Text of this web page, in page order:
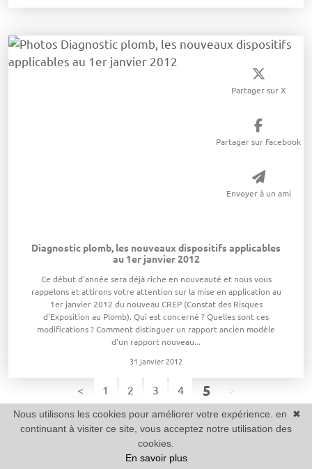
Partager sur X
Partager sur Facebook
Envoyer à un ami
Diagnostic plomb, les nouveaux dispositifs applicables
au 1er janvier 2012
Ce début d'année sera déjà riche en nouveauté et nous vous
rappelons et attirons votre attention sur la mise en application au
1er janvier 2012 du nouveau CREP (Constat des Risques
d'Exposition au Plomb). Qui est concerné ? Quelles sont ces
modifications ? Comment distinguer un rapport ancien modèle
d'un rapport nouveau...
31 janvier 2012
<page précédente
1 (page courante)
2 3 4 5(page
>page suivante
✖
Nous utilisons les cookies pour améliorer votre expérience. en
continuant à visiter ce site, vous acceptez notre utilisation des
cookies.
En savoir plus